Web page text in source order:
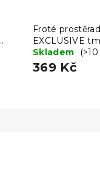
Froté
EXCLUSIVE
200x220 cm
Skladem
369 Kč